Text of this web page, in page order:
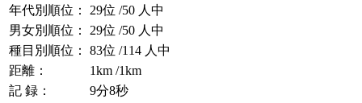
年代別順位：
29位 /50 人中
男女別順位：
29位 /50 人中
種目別順位：
83位 /114 人中
距離：
1km /1km
記 録：
9分8秒